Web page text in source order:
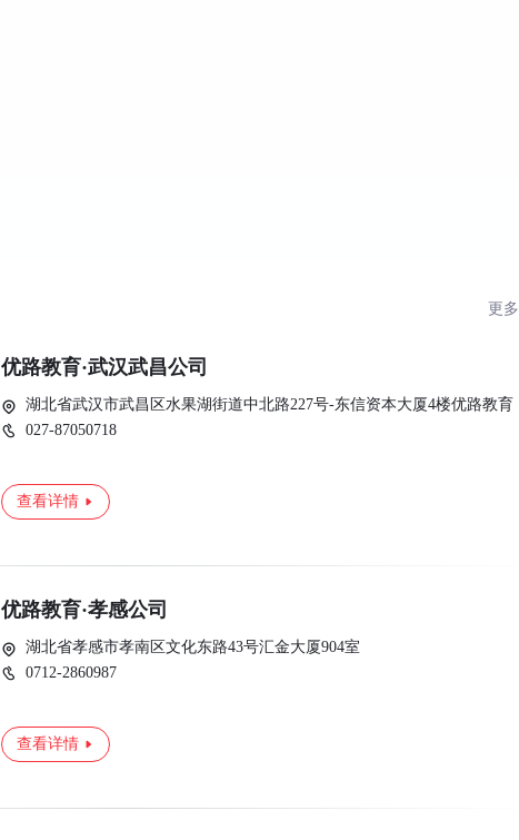
更多
优路教育·武汉武昌公司
湖北省武汉市武昌区水果湖街道中北路227号-东信资本大厦4楼优路教育
027-87050718
查看详情
优路教育·孝感公司
湖北省孝感市孝南区文化东路43号汇金大厦904室
0712-2860987
查看详情